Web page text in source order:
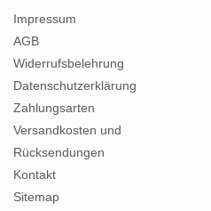
Impressum
AGB
Widerrufsbelehrung
Datenschutzerklärung
Zahlungsarten
Versandkosten und
Rücksendungen
Kontakt
Sitemap